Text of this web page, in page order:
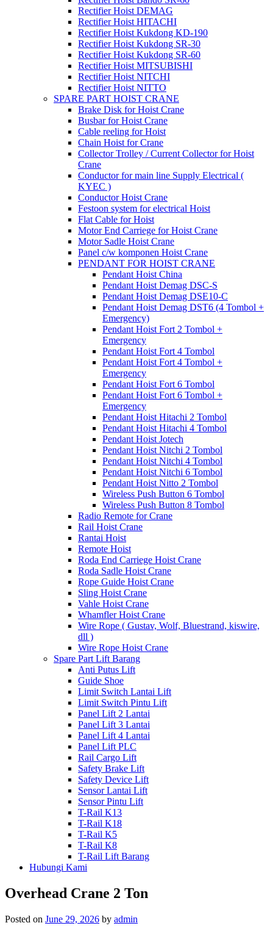
Rectifier Hoist DEMAG
Rectifier Hoist HITACHI
Rectifier Hoist Kukdong KD-190
Rectifier Hoist Kukdong SR-30
Rectifier Hoist Kukdong SR-60
Rectifier Hoist MITSUBISHI
Rectifier Hoist NITCHI
Rectifier Hoist NITTO
SPARE PART HOIST CRANE
Brake Disk for Hoist Crane
Busbar for Hoist Crane
Cable reeling for Hoist
Chain Hoist for Crane
Collector Trolley / Current Collector for Hoist
Crane
Conductor for main line Supply Electrical (
KYEC )
Conductor Hoist Crane
Festoon system for electrical Hoist
Flat Cable for Hoist
Motor End Carriege for Hoist Crane
Motor Sadle Hoist Crane
Panel c/w komponen Hoist Crane
PENDANT FOR HOIST CRANE
Pendant Hoist China
Pendant Hoist Demag DSC-S
Pendant Hoist Demag DSE10-C
Pendant Hoist Demag DST6 (4 Tombol +
Emergency)
Pendant Hoist Fort 2 Tombol +
Emergency
Pendant Hoist Fort 4 Tombol
Pendant Hoist Fort 4 Tombol +
Emergency
Pendant Hoist Fort 6 Tombol
Pendant Hoist Fort 6 Tombol +
Emergency
Pendant Hoist Hitachi 2 Tombol
Pendant Hoist Hitachi 4 Tombol
Pendant Hoist Jotech
Pendant Hoist Nitchi 2 Tombol
Pendant Hoist Nitchi 4 Tombol
Pendant Hoist Nitchi 6 Tombol
Pendant Hoist Nitto 2 Tombol
Wireless Push Button 6 Tombol
Wireless Push Button 8 Tombol
Radio Remote for Crane
Rail Hoist Crane
Rantai Hoist
Remote Hoist
Roda End Carriege Hoist Crane
Roda Sadle Hoist Crane
Rope Guide Hoist Crane
Sling Hoist Crane
Vahle Hoist Crane
Whamfler Hoist Crane
Wire Rope ( Gustav, Wolf, Bluestrand, kiswire,
dll )
Wire Rope Hoist Crane
Spare Part Lift Barang
Anti Putus Lift
Guide Shoe
Limit Switch Lantai Lift
Limit Switch Pintu Lift
Panel Lift 2 Lantai
Panel Lift 3 Lantai
Panel Lift 4 Lantai
Panel Lift PLC
Rail Cargo Lift
Safety Brake Lift
Safety Device Lift
Sensor Lantai Lift
Sensor Pintu Lift
T-Rail K13
T-Rail K18
T-Rail K5
T-Rail K8
T-Rail Lift Barang
Hubungi Kami
Overhead Crane 2 Ton
Posted on June 29, 2026 by admin